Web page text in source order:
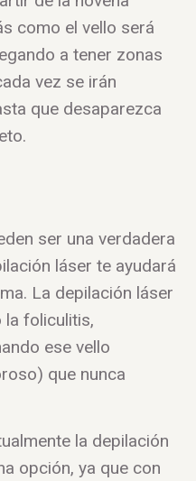
como el vello será
a tener zonas
vez se irán
que desaparezca
ser una verdadera
láser te ayudará
La depilación láser
foliculitis,
ese vello
que nunca
la depilación
opción, ya que con